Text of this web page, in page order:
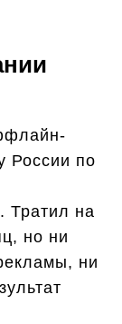
России по
Тратил на
но ни
ни